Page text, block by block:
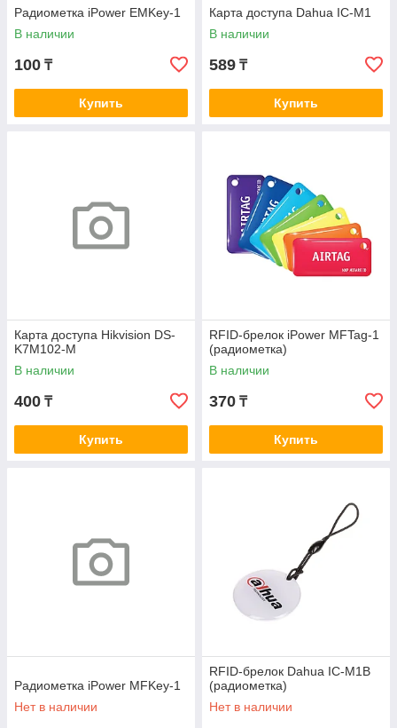
Радиометка iPower EMKey-1
В наличии
100 ₸
Купить
Карта доступа Dahua IC-M1
В наличии
589 ₸
Купить
Карта доступа Hikvision DS-
K7M102-M
В наличии
400 ₸
Купить
RFID-брелок iPower MFTag-1
(радиометка)
В наличии
370 ₸
Купить
Радиометка iPower MFKey-1
Нет в наличии
RFID-брелок Dahua IC-M1B
(радиометка)
Нет в наличии